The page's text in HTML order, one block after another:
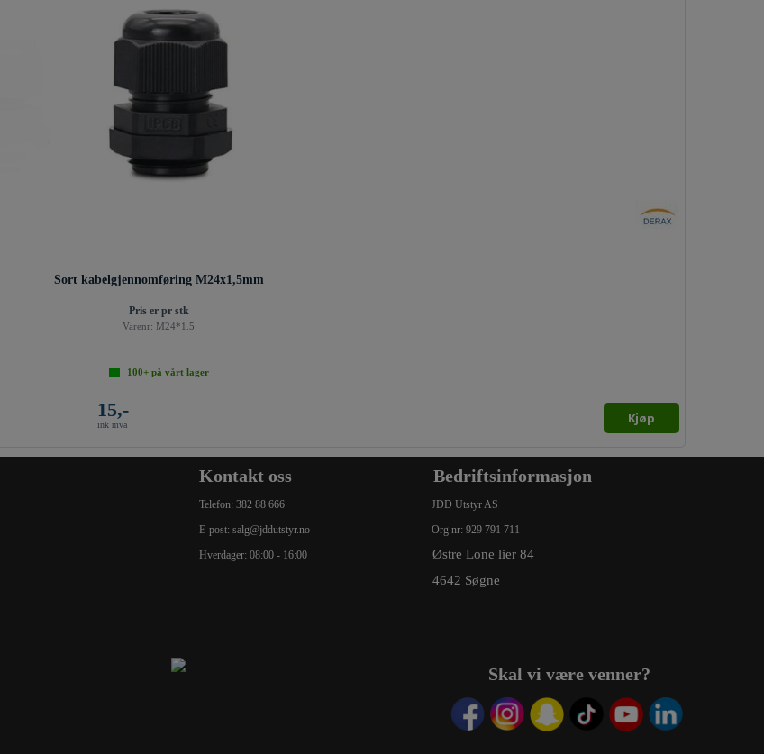
Sort kabelgjennomføring M24x1,5mm
Pris er pr stk
Varenr: M24*1.5
15,-
ink mva
100+på vårt lager
Kjøp
Kontakt oss
Telefon: 382 88 666
E-post: salg@jddutstyr.no
Hverdager: 08:00 - 16:00
Bedriftsinformasjon
JDD Utstyr AS
Org nr: 929 791 711
Østre Lone lier 84
4642 Søgne
Skal vi være venner?